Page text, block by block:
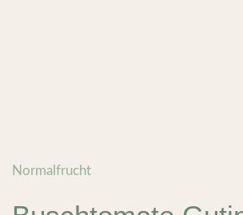
Normalfrucht